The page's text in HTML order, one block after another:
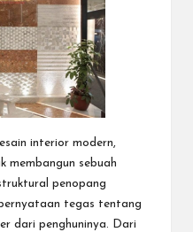
interior modern,
membangun sebuah
penopang
tegas tentang
dari penghuninya. Dari